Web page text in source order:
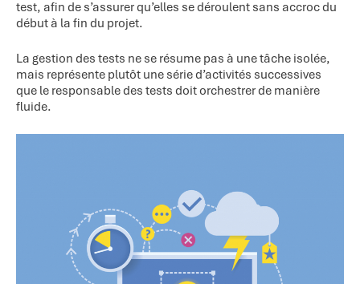
test, afin de s’assurer qu’elles se déroulent sans accroc du
début à la fin du projet.
La gestion des tests ne se résume pas à une tâche isolée,
mais représente plutôt une série d’activités successives
que le responsable des tests doit orchestrer de manière
fluide.